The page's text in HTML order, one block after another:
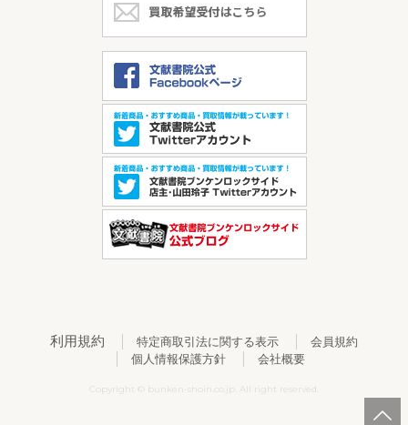
利用規約 特定商取引法に関する表示
会員規約
個人情報保護方針
会社概要
Copyright © bunken-shoin.co.jp. All right reserved.